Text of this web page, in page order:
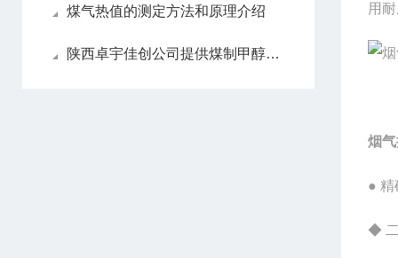
煤气热值的测定方法和原理介绍
陕西卓宇佳创公司提供煤制甲醇过程气体分析仪的详细描述
用
烟
●
◆ 二